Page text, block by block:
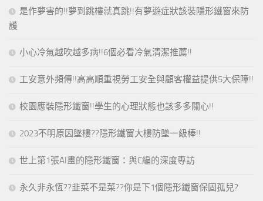
是作夢害的!!夢到跳樓就真跳!!有夢遊症狀該裝隱形鐵窗來防
護
小心冷氣越吹越多病!!6個必看冷氣清潔推薦!!
工安意外頻傳!!高高順重視勞工安全與顧客權益提供5大保障!!
校園應裝隱形鐵窗!!學生的心理狀態也該多多關心!!
2023不明原因墜樓??隱形鐵窗大樓防墜一級棒!!
世上第1張AI畫的隱形鐵窗：與C編的深度專訪
永久非永恆??韭菜不是菜??你是下1個隱形鐵窗保固孤兒?